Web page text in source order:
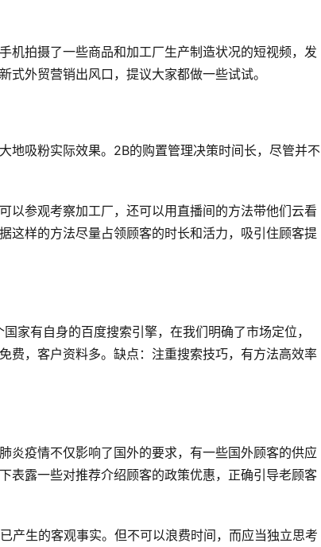
机拍摄了一些商品和加工厂生产制造状况的短视频，发
外贸营销出风口，提议大家都做一些试试。
地吸粉实际效果。2B的购置管理决策时间长，尽管并不
以参观考察加工厂，还可以用直播间的方法带他们云看
这样的方法尽量占领顾客的时长和活力，吸引住顾客提
家有自身的百度搜索引擎，在我们明确了市场定位，
费，客户资料多。缺点：注重搜索技巧，有方法高效率
炎疫情不仅影响了国外的要求，有一些国外顾客的供应
表露一些对推荐介绍顾客的政策优惠，正确引导老顾客
产生的客观事实。但不可以浪费时间，而应当独立思考